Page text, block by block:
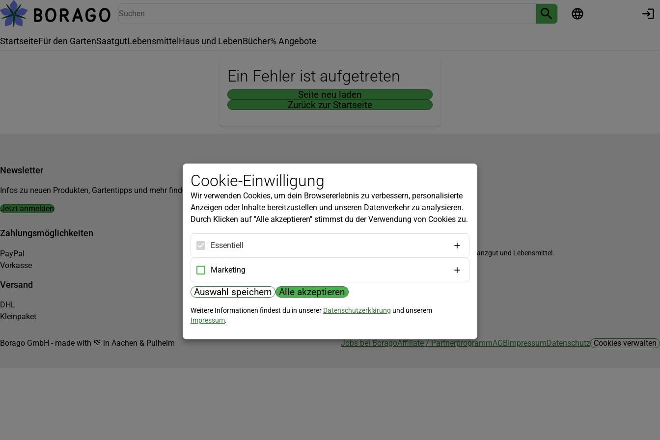
StartseiteFür den GartenSaatgutLebensmittel Haus und LebenBücher% Angebote
Ein Fehler ist aufgetreten
Seite neu laden
Zurück zur Startseite
Newsletter
Infos zu neuen Produkten, Gartentipps und mehr findest du in unserem Newsletter!
Jetzt anmelden
Kundenservice
Widerrufsbelehrung
Versandkosten
Zahlungsmöglichkeiten
PayPal
Vorkasse
Versand
DHL
Kleinpaket
Biozertifizierung
Borago ist biozertifiziert im Bereich Saatgut, Pflanzgut und Lebensmittel.
Borago GmbH - made with 💚 in Aachen & Pulheim Jobs bei BoragoAffiliate / PartnerprogrammAGBImpressumDatenschutz Cookies verwalten
Cookie-Einwilligung
Wir verwenden Cookies, um dein Browsererlebnis zu verbessern, personalisierte
Anzeigen oder Inhalte bereitzustellen und unseren Datenverkehr zu analysieren.
Durch Klicken auf "Alle akzeptieren" stimmst du der Verwendung von Cookies zu.
Essentiell
Marketing
Auswahl speichern Alle akzeptieren
Weitere Informationen findest du in unserer Datenschutzerklärung und unserem
Impressum.